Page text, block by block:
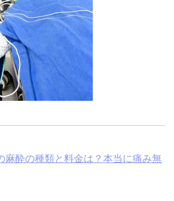
麻酔の種類と料金は？本当に痛み無